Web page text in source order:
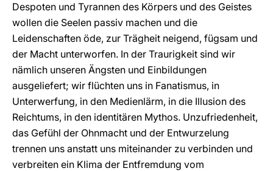
Despoten und Tyrannen des Körpers und des Geistes
wollen die Seelen passiv machen und die
Leidenschaften öde, zur Trägheit neigend, fügsam und
der Macht unterworfen. In der Traurigkeit sind wir
nämlich unseren Ängsten und Einbildungen
ausgeliefert; wir flüchten uns in Fanatismus, in
Unterwerfung, in den Medienlärm, in die Illusion des
Reichtums, in den identitären Mythos. Unzufriedenheit,
das Gefühl der Ohnmacht und der Entwurzelung
trennen uns anstatt uns miteinander zu verbinden und
verbreiten ein Klima der Entfremdung vom